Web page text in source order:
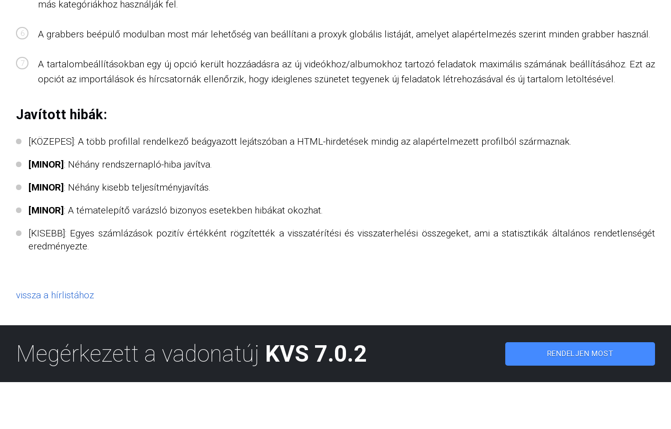
más kategóriákhoz használják fel.
A grabbers beépülő modulban most már lehetőség van beállítani a proxyk globális listáját, amelyet alapértelmezés szerint minden grabber használ.
A tartalombeállításokban egy új opció került hozzáadásra az új videókhoz/albumokhoz tartozó feladatok maximális számának beállításához. Ezt az
opciót az importálások és hírcsatornák ellenőrzik, hogy ideiglenes szünetet tegyenek új feladatok létrehozásával és új tartalom letöltésével.
Javított hibák:
[KÖZEPES]: A több profillal rendelkező beágyazott lejátszóban a HTML-hirdetések mindig az alapértelmezett profilból származnak.
[MINOR] : Néhány rendszernapló-hiba javítva.
[MINOR] : Néhány kisebb teljesítményjavítás.
[MINOR] : A tématelepítő varázsló bizonyos esetekben hibákat okozhat.
[KISEBB]: Egyes számlázások pozitív értékként rögzítették a visszatérítési és visszaterhelési összegeket, ami a statisztikák általános rendetlenségét
eredményezte.
vissza a hírlistához
Megérkezett a vadonatúj KVS 7.0.2 RENDELJEN MOST